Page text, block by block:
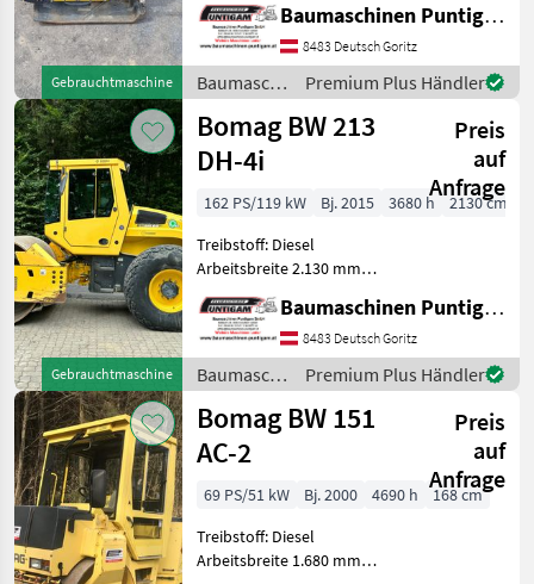
Gebrauchtmaschine
GmbH Unser Spezialgebiet:
Ankauf - Verkauf -
Vermietung von
Baumaschinen Besuchen
Sie unsere Bau
Baumaschinen Puntigam GmbH
8483 Deutsch Goritz
Baumaschinen
/ Bomag
Premium Plus Händler
Gebrauchtmaschine
Bomag BW 213
DH-4i
Preis
auf
Anfrage
162 PS/119 kW Bj. 2015 3680 h
2130 cm
Treibstoff: Diesel
Arbeitsbreite 2.130 mm
Baumaschinen Puntigam
GmbH Unser Spezialgebiet:
Ankauf - Verkauf -
Vermietung von
Baumaschinen Bes
Baumaschinen Puntigam GmbH
8483 Deutsch Goritz
Baumaschinen
/ Bomag
Premium Plus Händler
Bomag BW 151
AC-2
Preis
auf
Anfrage
69 PS/51 kW Bj. 2000 4690 h
168 cm
Treibstoff: Diesel
Arbeitsbreite 1.680 mm